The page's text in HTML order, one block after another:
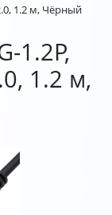
1.2 м, Чёрный
1.2P,
1.2 м,